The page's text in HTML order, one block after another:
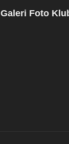
Galeri Foto